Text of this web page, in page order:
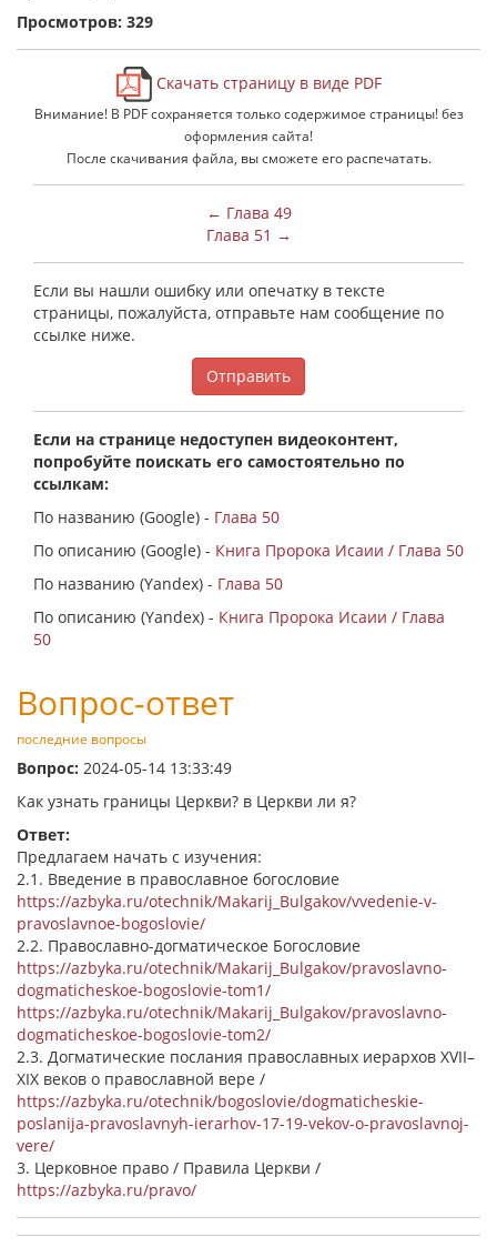
Просмотров: 329
Скачать страницу в виде PDF
Внимание! В PDF сохраняется только содержимое страницы! без
оформления сайта!
После скачивания файла, вы сможете его распечатать.
← Глава 49
Глава 51 →
Если вы нашли ошибку или опечатку в тексте
страницы, пожалуйста, отправьте нам сообщение по
ссылке ниже.
Отправить
Если на странице недоступен видеоконтент,
попробуйте поискать его самостоятельно по
ссылкам:
По названию (Google) - Глава 50
По описанию (Google) - Книга Пророка Исаии / Глава 50
По названию (Yandex) - Глава 50
По описанию (Yandex) - Книга Пророка Исаии / Глава
50
Вопрос-ответ
последние вопросы
Вопрос: 2024-05-14 13:33:49
Как узнать границы Церкви? в Церкви ли я?
Ответ:
Предлагаем начать с изучения:
2.1. Введение в православное богословие
https://azbyka.ru/otechnik/Makarij_Bulgakov/vvedenie-v-
pravoslavnoe-bogoslovie/
2.2. Православно-догматическое Богословие
https://azbyka.ru/otechnik/Makarij_Bulgakov/pravoslavno-
dogmaticheskoe-bogoslovie-tom1/
https://azbyka.ru/otechnik/Makarij_Bulgakov/pravoslavno-
dogmaticheskoe-bogoslovie-tom2/
2.3. Догматические послания православных иерархов XVII–
XIX веков о православной вере /
https://azbyka.ru/otechnik/bogoslovie/dogmaticheskie-
poslanija-pravoslavnyh-ierarhov-17-19-vekov-o-pravoslavnoj-
vere/
3. Церковное право / Правила Церкви /
https://azbyka.ru/pravo/